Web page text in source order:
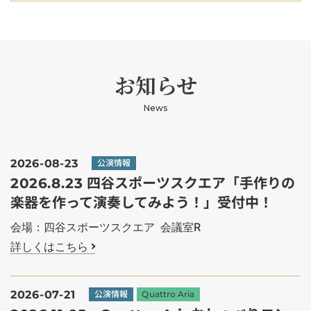
お知らせ
News
2026-08-23 公演情報
2026.8.23 四谷スポーツスクエア「手作りの
楽器を作って演奏してみよう！」受付中！
会場：四谷スポーツスクエア 会議室R
詳しくはこちら
2026-07-21 公演情報 Quattro Aria